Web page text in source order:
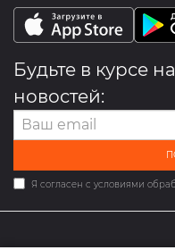
Будьте в курсе
новостей:
Я согласен с условиями